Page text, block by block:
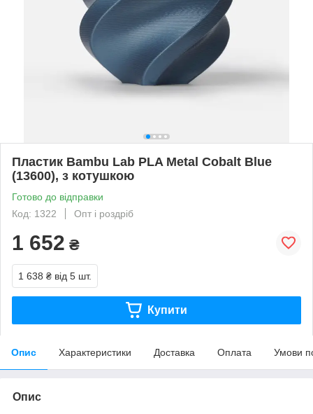
Пластик Bambu Lab PLA Metal Cobalt Blue
(13600), з котушкою
Готово до відправки
Код: 1322
Опт і роздріб
1 652 ₴
1 638 ₴ від 5 шт.
Купити
Опис Характеристики Доставка Оплата Умови
Опис